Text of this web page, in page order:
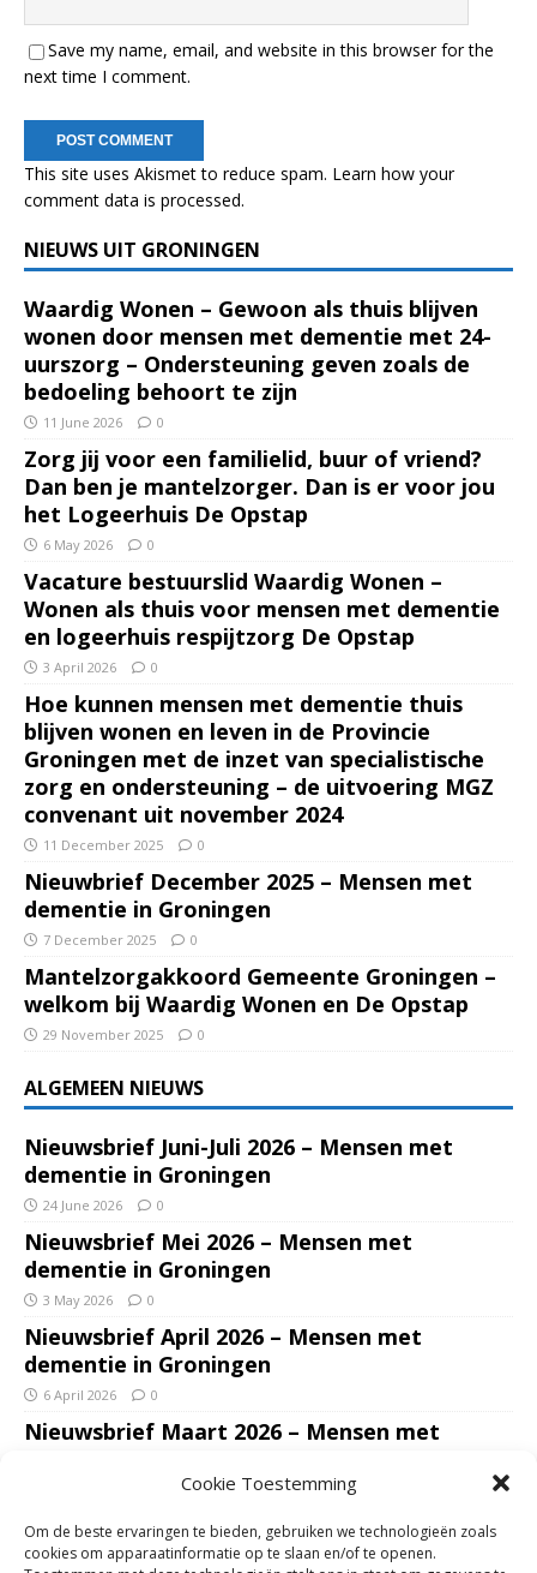
Cookie Toestemming
Om de beste ervaringen te bieden, gebruiken we technologieën zoals
cookies om apparaatinformatie op te slaan en/of te openen.
Save my name, email, and website in this browser for the
next time I comment.
This site uses Akismet to reduce spam. Learn how your
comment data is processed.
NIEUWS UIT GRONINGEN
Waardig Wonen – Gewoon als thuis blijven
wonen door mensen met dementie met 24-
uurszorg – Ondersteuning geven zoals de
bedoeling behoort te zijn
11 June 2026 0
Zorg jij voor een familielid, buur of vriend?
Dan ben je mantelzorger. Dan is er voor jou
het Logeerhuis De Opstap
6 May 2026 0
Vacature bestuurslid Waardig Wonen –
Wonen als thuis voor mensen met dementie
en logeerhuis respijtzorg De Opstap
3 April 2026 0
Hoe kunnen mensen met dementie thuis
blijven wonen en leven in de Provincie
Groningen met de inzet van specialistische
zorg en ondersteuning – de uitvoering MGZ
convenant uit november 2024
11 December 2025 0
Nieuwbrief December 2025 – Mensen met
dementie in Groningen
7 December 2025 0
Mantelzorgakkoord Gemeente Groningen –
welkom bij Waardig Wonen en De Opstap
29 November 2025 0
ALGEMEEN NIEUWS
Nieuwsbrief Juni-Juli 2026 – Mensen met
dementie in Groningen
24 June 2026 0
Nieuwsbrief Mei 2026 – Mensen met
dementie in Groningen
3 May 2026 0
Nieuwsbrief April 2026 – Mensen met
dementie in Groningen
6 April 2026 0
Nieuwsbrief Maart 2026 – Mensen met
Nieuwsbrief Januari – Februari 2026 – Mensen
met dementie in Groningen